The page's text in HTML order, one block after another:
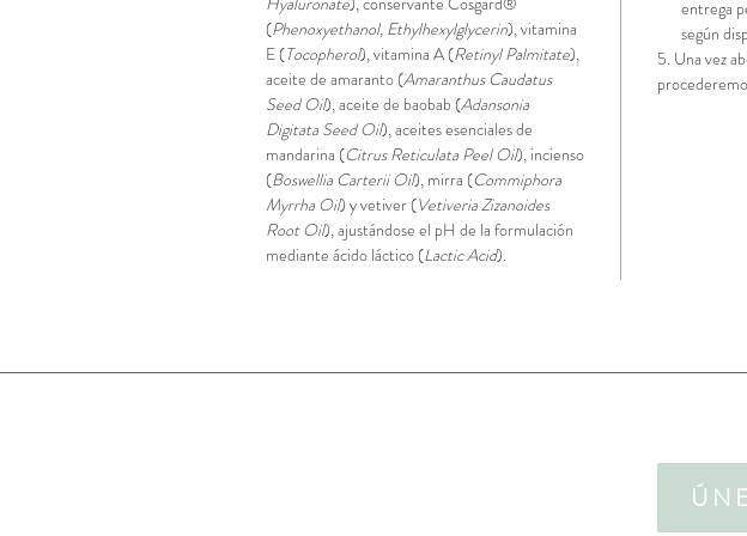
(Phenoxyethanol, Ethylhexylglycerin), vitamina
E (Tocopherol), vitamina A (Retinyl Palmitate),
aceite de amaranto (Amaranthus Caudatus
Seed Oil), aceite de baobab (Adansonia
Digitata Seed Oil), aceites esenciales de
mandarina (Citrus Reticulata Peel Oil), incienso
(Boswellia Carterii Oil), mirra (Commiphora
Myrrha Oil) y vetiver (Vetiveria Zizanoides
Root Oil), ajustándose el pH de la formulación
mediante ácido láctico (Lactic Acid).
entrega
según
5. Una vez